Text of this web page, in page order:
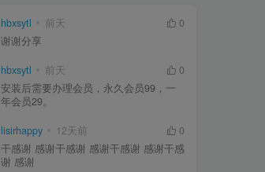
hbxsytl 前天
0
谢谢分享
hbxsytl 前天
0
安装后需要办理会员，永久会员99，一
年会员29。
lisirhappy 12天前
0
干感谢 感谢干感谢 感谢干感谢 感谢干感
谢 感谢
hbxsytl 前天
0
谢谢分享
hbxsytl 前天
0
安装后需要办理会员，永久会员99，一
年会员29。
lisirhappy 12天前
0
干感谢 感谢干感谢 感谢干感谢 感谢干感
谢 感谢